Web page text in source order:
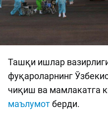
Ташқи ишлар
фуқароларнинг
чиқиш ва мамлакатга
маълумотберди.